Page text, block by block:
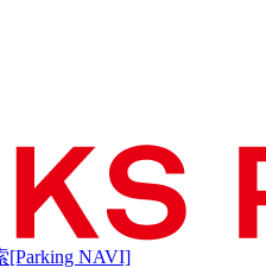
[Parking NAVI]